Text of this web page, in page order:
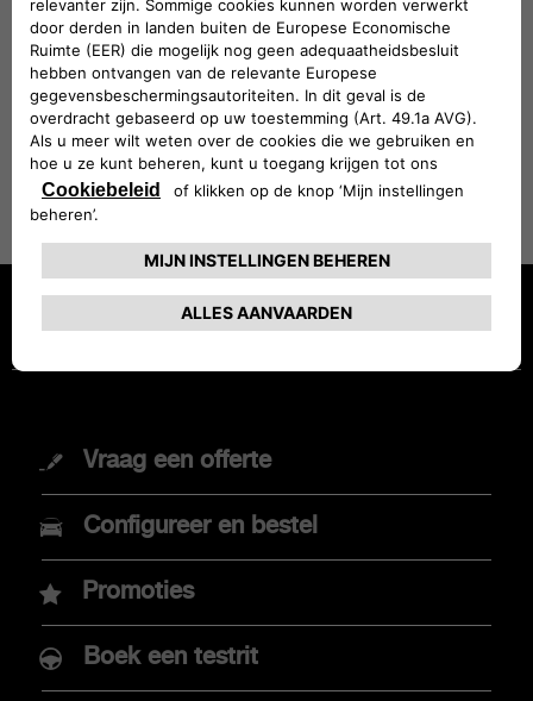
van toepassing is, op onze websitevindt u altijd
de benodigde informatie om uw
navigatiesysteem te updaten.
GA NAAR WEBSITE
MODELLEN
Nieuwe Abarth 600e
Abarth 500e
AANKOOP
Vraag een offerte
Configureer en bestel
Promoties
Boek een testrit